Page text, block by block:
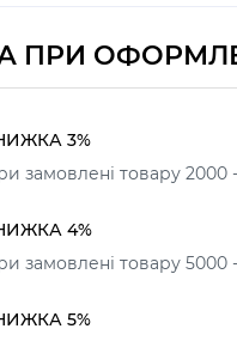
ПРИ
3%
замовлені товару 2000
4%
замовлені товару 5000
5%